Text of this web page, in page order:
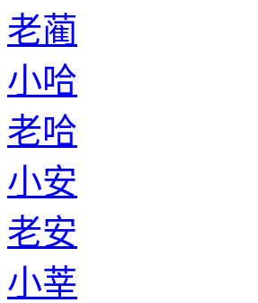
老蔺
小哈
老哈
小安
老安
小莘